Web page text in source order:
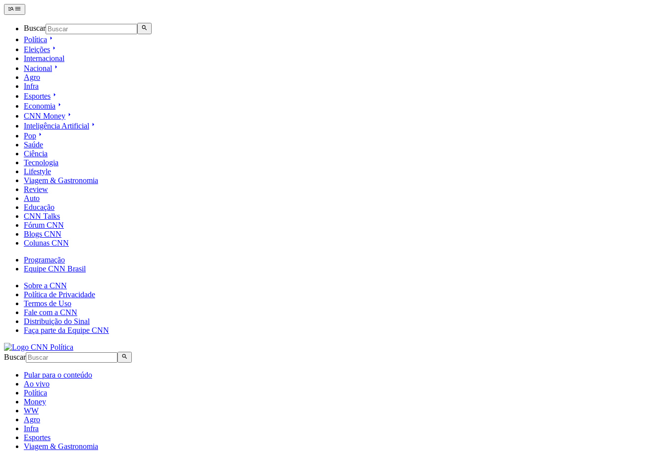
Buscar
Política
Eleições
Internacional
Nacional
Agro
Infra
Esportes
Economia
CNN Money
Inteligência Artificial
Pop
Saúde
Ciência
Tecnologia
Lifestyle
Viagem & Gastronomia
Review
Auto
Educação
CNN Talks
Fórum CNN
Blogs CNN
Colunas CNN
Programação
Equipe CNN Brasil
Sobre a CNN
Política de Privacidade
Termos de Uso
Fale com a CNN
Distribuição do Sinal
Faça parte da Equipe CNN
Buscar
Pular para o conteúdo
Ao vivo
Política
Money
WW
Agro
Infra
Esportes
Viagem & Gastronomia